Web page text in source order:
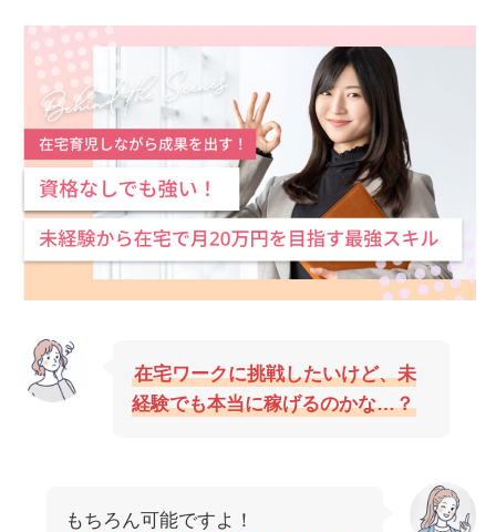
在宅ワークに挑戦したいけど、未
経験でも本当に稼げるのかな…？
もちろん可能ですよ！